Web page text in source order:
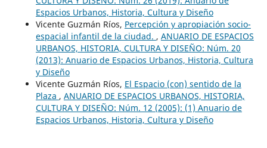
Espacios Urbanos, Historia, Cultura y Diseño
Vicente Guzmán Ríos, Percepción y apropiación socio-
espacial infantil de la ciudad. , ANUARIO DE ESPACIOS
URBANOS, HISTORIA, CULTURA Y DISEÑO: Núm. 20
(2013): Anuario de Espacios Urbanos, Historia, Cultura
y Diseño
Vicente Guzmán Ríos, El Espacio (con) sentido de la
Plaza , ANUARIO DE ESPACIOS URBANOS, HISTORIA,
CULTURA Y DISEÑO: Núm. 12 (2005): (1) Anuario de
Espacios Urbanos, Historia, Cultura y Diseño